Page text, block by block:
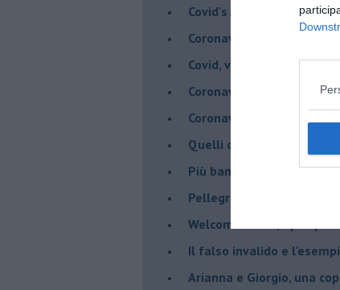
Covid's Anatomy
Coronavirus, scacco al
Covid, vade a un metro -
Coronavirus, vade a un
Coronavirus, Menelicche
Quelli che il Coronavairus
Più banane per tutti
Pellegrini, la Fede che
Welcome Rocco, bye bye
Il falso invalido e
Arianna e Giorgio, una